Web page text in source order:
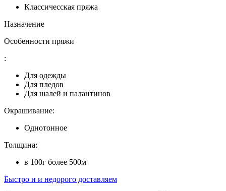
Классичесская пряжа
Назначение
Особенности пряжи
:
Для одежды
Для пледов
Для шалей и палантинов
Окрашивание:
Однотонное
Толщина:
в 100г более 500м
Быстро и и недорого доставляем